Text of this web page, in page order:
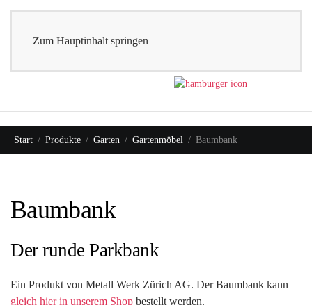
Zum Hauptinhalt springen
Start Produkte Garten Gartenmöbel Baumbank
Baumbank
Der runde Parkbank
Ein Produkt von Metall Werk Zürich AG. Der Baumbank kann
gleich hier in unserem Shop bestellt werden.